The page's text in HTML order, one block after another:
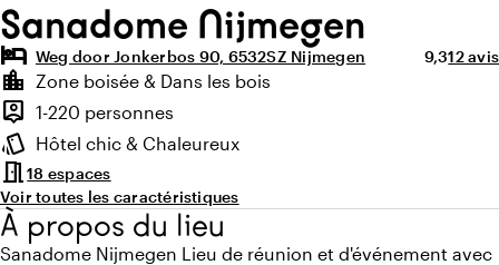
Sanadome Nijmegen
hotel Weg door Jonkerbos 90, 6532SZ Nijmegen Note
9,312 avis
Points forts
location_city
Environnement
Zone boisée & Dans les bois
person_pin
Capacité
1-220 personnes
style
Ambiance
Hôtel chic & Chaleureux
meeting_room18 espaces
Voir toutes les caractéristiques
À propos du lieu
Sanadome Nijmegen Lieu de réunion et d'événement avec